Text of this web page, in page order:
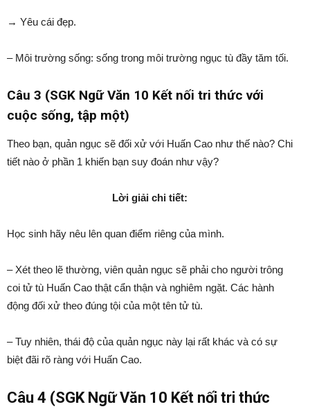
→ Yêu cái đẹp.
– Môi trường sống: sống trong môi trường ngục tù đầy tăm tối.
Câu 3 (SGK Ngữ Văn 10 Kết nối tri thức với
cuộc sống, tập một)
Theo bạn, quản ngục sẽ đối xử với Huấn Cao như thế nào? Chi
tiết nào ở phần 1 khiến bạn suy đoán như vậy?
Lời giải chi tiết:
Học sinh hãy nêu lên quan điểm riêng của mình.
– Xét theo lẽ thường, viên quản ngục sẽ phải cho người trông
coi tử tù Huấn Cao thật cẩn thận và nghiêm ngặt. Các hành
động đối xử theo đúng tội của một tên tử tù.
– Tuy nhiên, thái độ của quản ngục này lại rất khác và có sự
biệt đãi rõ ràng với Huấn Cao.
Câu 4 (SGK Ngữ Văn 10 Kết nối tri thức